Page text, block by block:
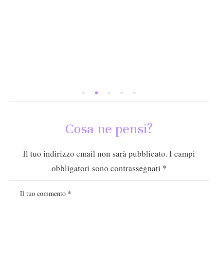
Cosa ne pensi?
Il tuo indirizzo email non sarà pubblicato. I campi
obbligatori sono contrassegnati *